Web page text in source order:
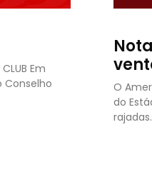
Em
Conselho
O
do